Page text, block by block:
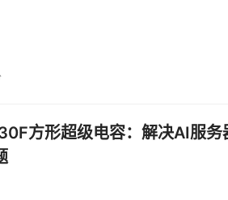
方形超级电容：解决AI服